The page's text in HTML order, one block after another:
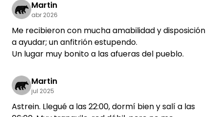
Martin
abr 2026
Me recibieron con mucha amabilidad y disposición
a ayudar; un anfitrión estupendo.
Un lugar muy bonito a las afueras del pueblo.
Martin
jul 2025
Astrein. Llegué a las 22:00, dormí bien y salí a las